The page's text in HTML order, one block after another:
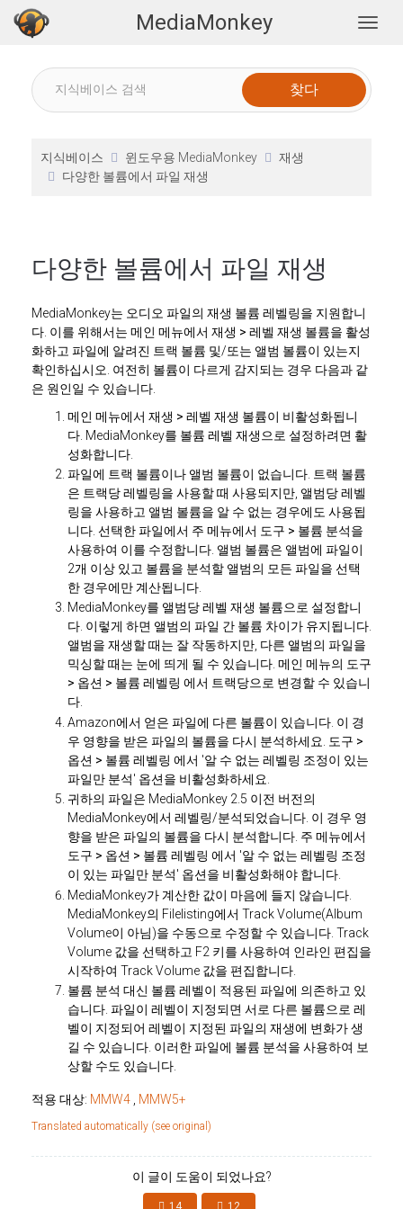
MediaMonkey
지식베이스 윈도우용 MediaMonkey
재생
다양한 볼륨에서 파일 재생
다양한 볼륨에서 파일 재생
MediaMonkey는 오디오 파일의 재생 볼륨 레벨링을 지원합니
다. 이를 위해서는 메인 메뉴에서 재생 > 레벨 재생 볼륨을 활성
화하고 파일에 알려진 트랙 볼륨 및/또는 앨범 볼륨이 있는지
확인하십시오. 여전히 볼륨이 다르게 감지되는 경우 다음과 같
은 원인일 수 있습니다.
메인 메뉴에서 재생 > 레벨 재생 볼륨이 비활성화됩니
다. MediaMonkey를 볼륨 레벨 재생으로 설정하려면 활
성화합니다.
파일에 트랙 볼륨이나 앨범 볼륨이 없습니다. 트랙 볼륨
은 트랙당 레벨링을 사용할 때 사용되지만, 앨범당 레벨
링을 사용하고 앨범 볼륨을 알 수 없는 경우에도 사용됩
니다. 선택한 파일에서 주 메뉴에서 도구 > 볼륨 분석을
사용하여 이를 수정합니다. 앨범 볼륨은 앨범에 파일이
2개 이상 있고 볼륨을 분석할 앨범의 모든 파일을 선택
한 경우에만 계산됩니다.
MediaMonkey를 앨범당 레벨 재생 볼륨으로 설정합니
다. 이렇게 하면 앨범의 파일 간 볼륨 차이가 유지됩니다.
앨범을 재생할 때는 잘 작동하지만, 다른 앨범의 파일을
믹싱할 때는 눈에 띄게 될 수 있습니다. 메인 메뉴의 도구
> 옵션 > 볼륨 레벨링 에서 트랙당으로 변경할 수 있습니
다.
Amazon에서 얻은 파일에 다른 볼륨이 있습니다. 이 경
우 영향을 받은 파일의 볼륨을 다시 분석하세요.
도구 >
옵션 > 볼륨 레벨링 에서 '알 수 없는 레벨링 조정이 있는
파일만 분석' 옵션을 비활성화하세요.
귀하의 파일은 MediaMonkey 2.5 이전 버전의
MediaMonkey에서 레벨링/분석되었습니다. 이 경우 영
향을 받은 파일의 볼륨을 다시 분석합니다. 주 메뉴에서
도구 > 옵션 > 볼륨 레벨링 에서 '알 수 없는 레벨링 조정
이 있는 파일만 분석' 옵션을 비활성화해야 합니다.
MediaMonkey가 계산한 값이 마음에 들지 않습니다.
MediaMonkey의 Filelisting에서 Track Volume(Album
Volume이 아님)을 수동으로 수정할 수 있습니다. Track
Volume 값을 선택하고 F2 키를 사용하여 인라인 편집을
시작하여 Track Volume 값을 편집합니다.
볼륨 분석 대신 볼륨 레벨이 적용된 파일에 의존하고 있
습니다. 파일이 레벨이 지정되면 서로 다른 볼륨으로 레
벨이 지정되어 레벨이 지정된 파일의 재생에 변화가 생
길 수 있습니다. 이러한 파일에 볼륨 분석을 사용하여 보
상할 수도 있습니다.
적용 대상: MMW4 MMW5+
Translated automatically (see original)
이 글이 도움이 되었나요?
14 12